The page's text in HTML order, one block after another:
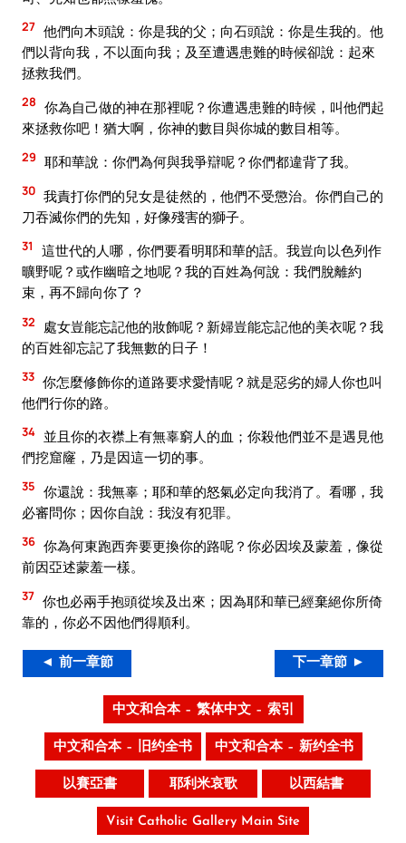
27 他們向木頭說：你是我的父；向石頭說：你是生我的。他
們以背向我，不以面向我；及至遭遇患難的時候卻說：起來
拯救我們。
28 你為自己做的神在那裡呢？你遭遇患難的時候，叫他們起
來拯救你吧！猶大啊，你神的數目與你城的數目相等。
29 耶和華說：你們為何與我爭辯呢？你們都違背了我。
30 我責打你們的兒女是徒然的，他們不受懲治。你們自己的
刀吞滅你們的先知，好像殘害的獅子。
31
這世代的人哪，你們要看明耶和華的話。我豈向以色列作
曠野呢？或作幽暗之地呢？我的百姓為何說：我們脫離約
束，再不歸向你了？
32
處女豈能忘記他的妝飾呢？新婦豈能忘記他的美衣呢？我
的百姓卻忘記了我無數的日子！
33 你怎麼修飾你的道路要求愛情呢？就是惡劣的婦人你也叫
他們行你的路。
34 並且你的衣襟上有無辜窮人的血；你殺他們並不是遇見他
們挖窟窿，乃是因這一切的事。
35 你還說：我無辜；耶和華的怒氣必定向我消了。看哪，我
必審問你；因你自說：我沒有犯罪。
36 你為何東跑西奔要更換你的路呢？你必因埃及蒙羞，像從
前因亞述蒙羞一樣。
37 你也必兩手抱頭從埃及出來；因為耶和華已經棄絕你所倚
靠的，你必不因他們得順利。
◄ 前一章節 下一章節 ►
中文和合本 – 繁体中文 – 索引
中文和合本 – 旧约全书 中文和合本 – 新约全书
以賽亞書 耶利米哀歌 以西結書
Visit Catholic Gallery Main Site